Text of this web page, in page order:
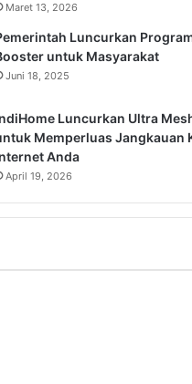
Maret 13, 2026
Luncurkan
untuk Masyarakat
Juni 18, 2025
Luncurkan Ultra
Memperluas Jangkauan
Anda
April 19, 2026